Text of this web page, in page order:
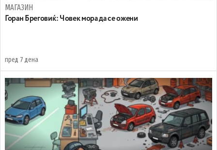
МАГАЗИН
Горан Бреговиќ: Човек мора да се ожени
пред 7 дена